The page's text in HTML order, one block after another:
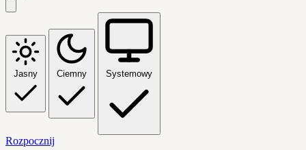
Jasny Ciemny Systemowy
Rozpocznij